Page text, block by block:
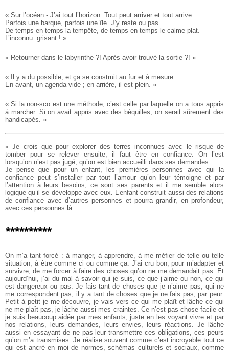
« Sur l’océan - J’ai tout l’horizon. Tout peut arriver et tout arrive.
Parfois une barque, parfois une île. J’y reste ou pas.
De temps en temps la tempête, de temps en temps le calme plat.
L’inconnu. grisant ! »
« Retourner dans le labyrinthe ?! Après avoir trouvé la sortie ?! »
« Il y a du possible, et ça se construit au fur et à mesure.
En avant, un agenda vide ; en arrière, il est plein. »
« Si la non-sco est une méthode, c’est celle par laquelle on a tous appris
à marcher. Si on avait appris avec des béquilles, on serait sûrement des
handicapés. »
« Je crois que pour explorer des terres inconnues avec le risque de
tomber pour se relever ensuite, il faut être en confiance. On l’est
lorsqu’on n’est pas jugé, qu’on est bien accueilli dans ses demandes.
Je pense que pour un enfant, les premières personnes avec qui la
confiance peut s’installer par tout l’amour qu’on leur témoigne et par
l’attention à leurs besoins, ce sont ses parents et il me semble alors
logique qu’il se développe avec eux. L’enfant construit aussi des relations
de confiance avec d’autres personnes et pourra grandir, en profondeur,
avec ces personnes là.
**********
On m’a tant forcé : à manger, à apprendre, à me méfier de telle ou telle
situation, à être comme ci ou comme ça. J’ai cru bon, pour m’adapter et
survivre, de me forcer à faire des choses qu’on ne me demandait pas. Et
aujourd’hui, j’ai du mal à savoir qui je suis, ce que j’aime ou non, ce qui
est dangereux ou pas. Je fais tant de choses que je n’aime pas, qui ne
me correspondent pas, il y a tant de choses que je ne fais pas, par peur.
Petit à petit je me découvre, je vais vers ce qui me plaît et lâche ce qui
ne me plaît pas, je lâche aussi mes craintes. Ce n’est pas chose facile et
je suis beaucoup aidée par mes enfants, juste en les voyant vivre et par
nos relations, leurs demandes, leurs envies, leurs réactions. Je lâche
aussi en essayant de ne pas leur transmettre ces obligations, ces peurs
qu’on m’a transmises. Je réalise souvent comme c’est incroyable tout ce
qui est ancré en moi de normes, schémas culturels et sociaux, comme